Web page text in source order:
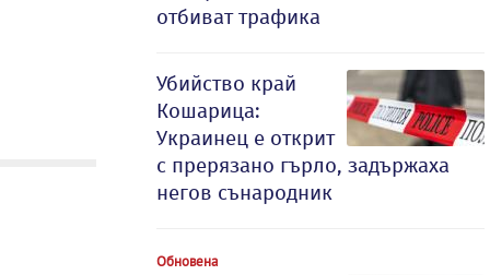
отбиват трафика
Убийство край
Кошарица:
Украинец е открит
с прерязано гърло, задържаха
негов сънародник
Обновена